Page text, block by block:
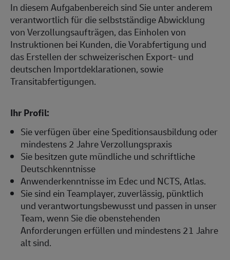
In diesem Aufgabenbereich sind Sie unter anderem
verantwortlich für die selbstständige Abwicklung
von Verzollungsaufträgen, das Einholen von
Instruktionen bei Kunden, die Vorabfertigung und
das Erstellen der schweizerischen Export- und
deutschen Importdeklarationen, sowie
Transitabfertigungen.
Ihr Profil:
Sie verfügen über eine Speditionsausbildung oder
mindestens 2 Jahre Verzollungspraxis
Sie besitzen gute mündliche und schriftliche
Deutschkenntnisse
Anwenderkenntnisse im Edec und NCTS, Atlas.
Sie sind ein Teamplayer, zuverlässig, pünktlich
und verantwortungsbewusst und passen in unser
Team, wenn Sie die obenstehenden
Anforderungen erfüllen und mindestens 21 Jahre
alt sind.